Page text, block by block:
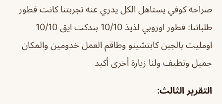
صراحه كوفي يستاهل الكل يدري عنه تجربتنا كانت فطور
طلباتنا: فطور اوروبي لذيذ 10/10 بندكت ايق 10/10
اومليت بالجبن كابتشينو وطاقم العمل خدومين والمكان
جميل ونظيف ولنا زيارة أخرى أكيد
التقرير الثالث: